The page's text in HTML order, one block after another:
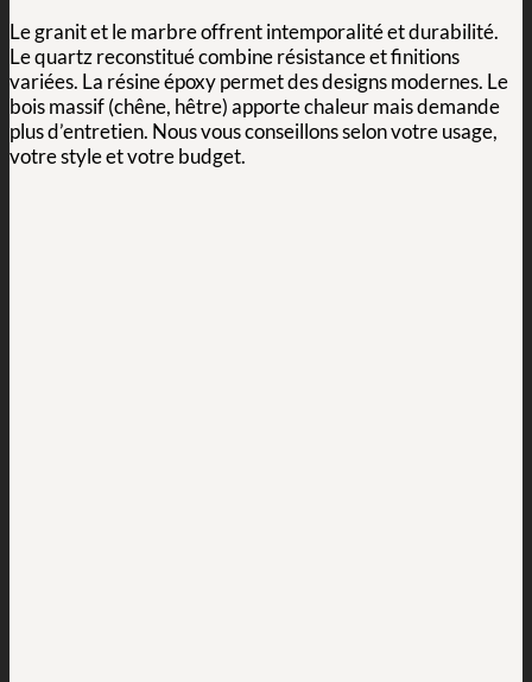
Le granit et le marbre offrent intemporalité et durabilité.
Le quartz reconstitué combine résistance et finitions
variées. La résine époxy permet des designs modernes. Le
bois massif (chêne, hêtre) apporte chaleur mais demande
plus d’entretien. Nous vous conseillons selon votre usage,
votre style et votre budget.